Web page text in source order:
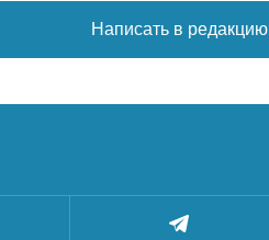
Написать в редакцию